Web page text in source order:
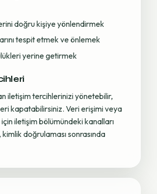
doğru kişiye yönlendirmek
tespit etmek ve önlemek
yerine getirmek
iletişim tercihlerinizi yönetebilir,
kapatabilirsiniz. Veri erişimi veya
iletişim bölümündeki kanalları
kimlik doğrulaması sonrasında